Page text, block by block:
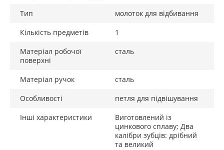
Тип
молоток для відбивання
Кількість предметів
1
Матеріал робочої
поверхні
сталь
Матеріал ручок
сталь
Особливості
петля для підвішування
Інші характеристики
Виготовлений із
цинкового сплаву; Два
калібри зубців: дрібний
та великий